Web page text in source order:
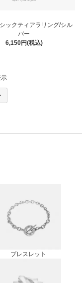
ックティアラリング/シル
バー
6,150円(税込)
ブレスレット